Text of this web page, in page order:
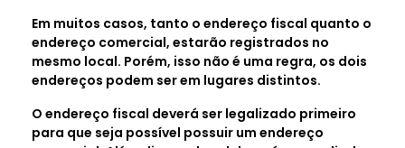
Em muitos casos, tanto o endereço fiscal quanto o
endereço comercial, estarão registrados no
mesmo local. Porém, isso não é uma regra, os dois
endereços podem ser em lugares distintos.
O endereço fiscal deverá ser legalizado primeiro
para que seja possível possuir um endereço